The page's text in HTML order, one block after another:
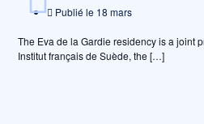
Publié le 18 mars
The Eva de la Gardie residency is a joint
Institut français de Suède, the […]